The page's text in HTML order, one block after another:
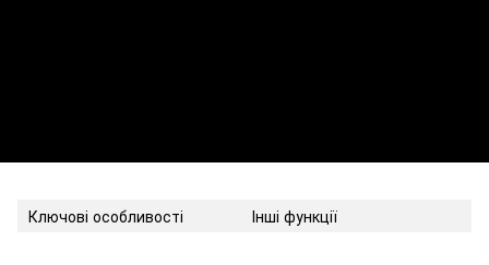
Ключові особливості Інші функції